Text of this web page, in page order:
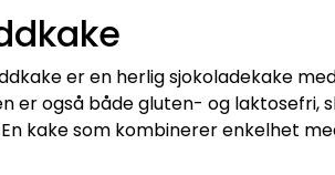
er en herlig sjokoladekake
er også både gluten- og laktosefri,
kake som kombinerer enkelhet